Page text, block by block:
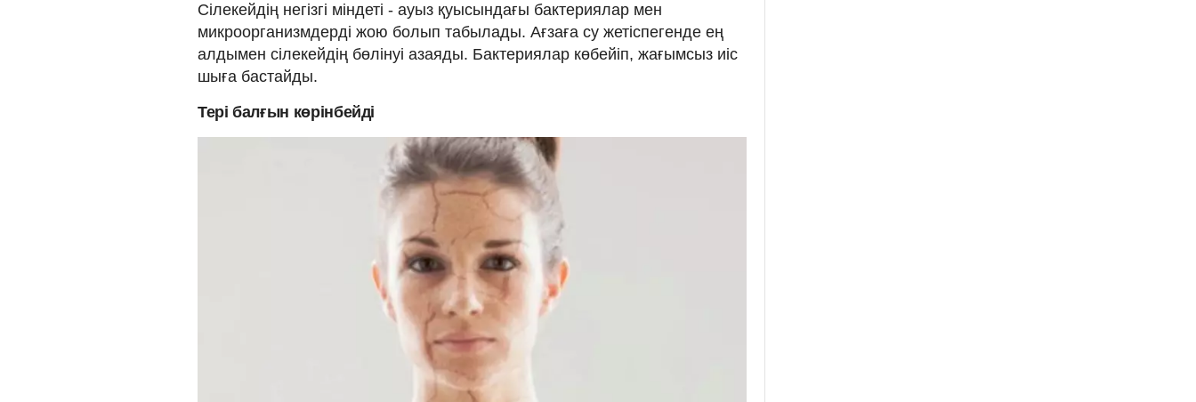
Сілекейдің негізгі міндеті - ауыз қуысындағы бактериялар мен
микроорганизмдерді жою болып табылады. Ағзаға су жетіспегенде ең
алдымен сілекейдің бөлінуі азаяды. Бактериялар көбейіп, жағымсыз иіс
шыға бастайды.
Тері балғын көрінбейді